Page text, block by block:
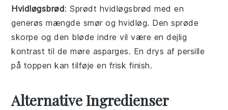
Hvidløgsbrød: Sprødt hvidløgsbrød med en
generøs mængde smør og hvidløg. Den sprøde
skorpe og den bløde indre vil være en dejlig
kontrast til de møre asparges. En drys afpersille
på toppen kan tilføje en frisk finish.
Alternative Ingredienser